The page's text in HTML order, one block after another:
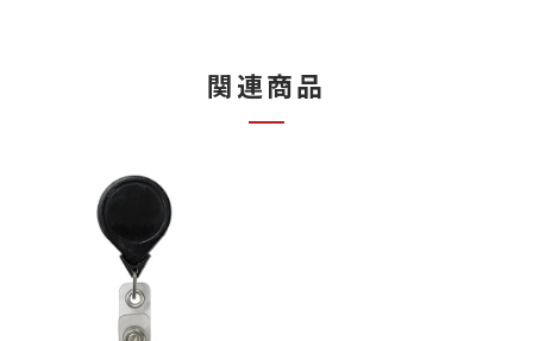
関連商品